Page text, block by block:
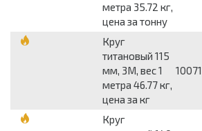
метра 35.72 кг,
цена за тонну
Круг
титановый 115
мм, 3М, вес 1
метра 46.77 кг,
цена за кг
Круг